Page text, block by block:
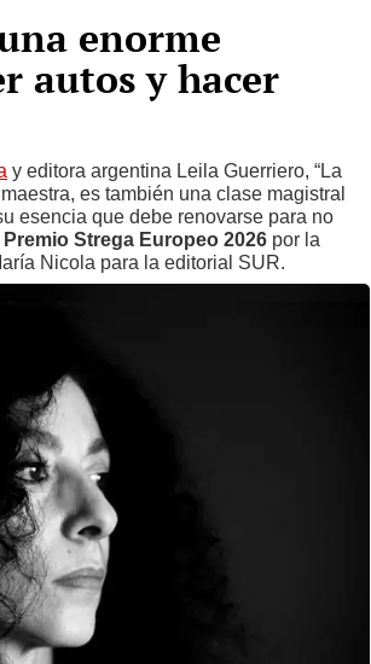
enorme
autos y hacer
y editora argentina Leila Guerriero, “La
es también una clase magistral
esencia que debe renovarse para no
Premio Strega Europeo 2026 por la
Nicola para la editorial SUR.